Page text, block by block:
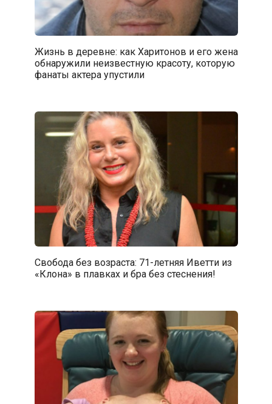
Жизнь в деревне: как Харитонов и его жена
обнаружили неизвестную красоту, которую
фанаты актера упустили
Свобода без возраста: 71-летняя Иветти из
«Клона» в плавках и бра без стеснения!